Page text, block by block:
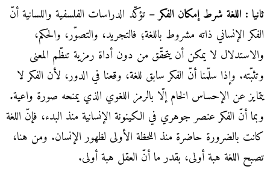
ثانيا : اللغة شرط إمكان الفكر –تؤكّد الدراسات الفلسفية واللسانية أنّ
الفكر الإنساني ذاته مشروط باللغة؛ فالتجريد، والتصوّر، والحكم،
والاستدلال لا يمكن أن يتحقّق من دون أداة رمزية تنظّم المعنى
وتثبّته. وإذا سلّمنا أنّ الفكر سابق للغة، وقعنا في الدور، لأن الفكر لا
يتمايز عن الإحساس الخام إلّا بالرمز اللغوي الذي يمنحه صورة واعية.
وبما أنّ الفكر عنصر جوهري في الكينونة الإنسانية منذ البدء، فإنّ اللغة
كانت بالضرورة حاضرة منذ اللحظة الأولى لظهور الإنسان. ومن هنا،
تصبح اللغة هبة أولى، بقدر ما أنّ العقل هبة أولى.